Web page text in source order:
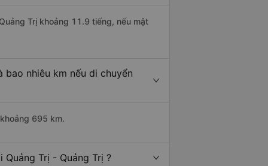
Trị khoảng 11.9 tiếng, nếu mật
bao nhiêu km nếu di chuyển
695 km.
Trị - Quảng Trị ?